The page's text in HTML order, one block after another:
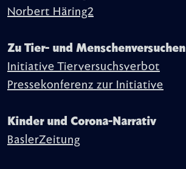
Norbert Häring2
Zu Tier- und Menschenversuchen
Initiative Tierversuchsverbot
Pressekonferenz zur Initiative
Kinder und Corona-Narrativ
BaslerZeitung